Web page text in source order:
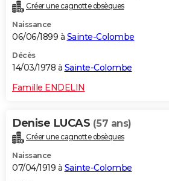
Créer une cagnotte obsèques
Naissance
06/06/1899 à Sainte-Colombe
Décès
14/03/1978 à Sainte-Colombe
Famille ENDELIN
Denise LUCAS (57 ans)
Créer une cagnotte obsèques
Naissance
07/04/1919 à Sainte-Colombe